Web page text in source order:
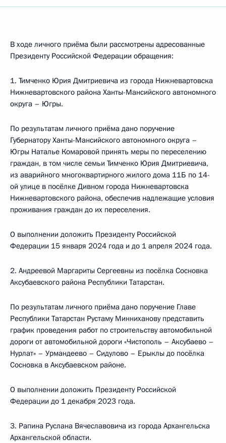
В ходе личного приёма были рассмотрены адресованные
Президенту Российской Федерации обращения:
1. Тимченко Юрия Дмитриевича из города Нижневартовска
Нижневартовского района Ханты-Мансийского автономного
округа – Югры.
По результатам личного приёма дано поручение
Губернатору Ханты-Мансийского автономного округа –
Югры Наталье Комаровой принять меры по переселению
граждан, в том числе семьи Тимченко Юрия Дмитриевича,
из аварийного многоквартирного жилого дома 11Б по 14-
ой улице в посёлке Дивном города Нижневартовска
Нижневартовского района, обеспечив надлежащие условия
проживания граждан до их переселения.
О выполнении доложить Президенту Российской
Федерации 15 января 2024 года и до 1 апреля 2024 года.
2. Андреевой Маргариты Сергеевны из посёлка Сосновка
Аксубаевского района Республики Татарстан.
По результатам личного приёма дано поручение Главе
Республики Татарстан Рустаму Минниханову представить
график проведения работ по строительству автомобильной
дороги от автомобильной дороги «Чистополь – Аксубаево –
Нурлат» – Урмандеево – Сидулово – Ерыклы до посёлка
Сосновка в Аксубаевском районе.
О выполнении доложить Президенту Российской
Федерации до 1 декабря 2023 года.
3. Рапина Руслана Вячеславовича из города Архангельска
Архангельской области.